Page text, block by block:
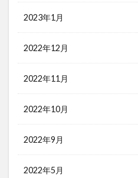
2023年1月
2022年12月
2022年11月
2022年10月
2022年9月
2022年5月